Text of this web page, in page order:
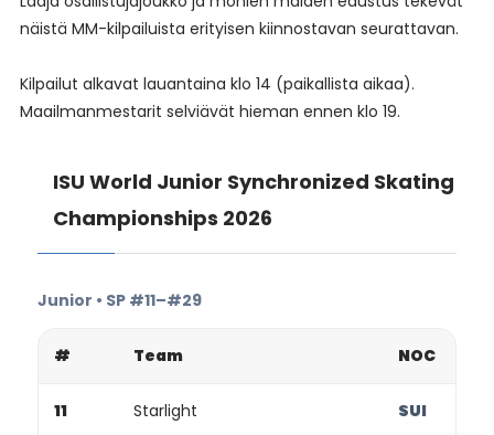
näistä MM-kilpailuista erityisen kiinnostavan seurattavan.
Kilpailut alkavat lauantaina klo 14 (paikallista aikaa).
Maailmanmestarit selviävät hieman ennen klo 19.
ISU World Junior Synchronized Skating
Championships 2026
Junior • SP #11–#29
# Team NOC
11 Starlight SUI